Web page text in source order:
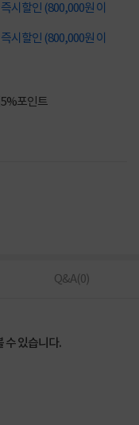
시할인 (800,000원 이
시할인 (800,000원 이
5%포인트
Q&A(0)
수 있습니다.